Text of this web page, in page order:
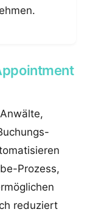
Prozess,
reduziert